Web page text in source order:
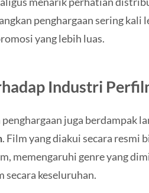
penghargaan sering
yang lebih luas.
Industri
juga berdampak
. Film yang diakui secara resmi
memengaruhi genre yang
secara keseluruhan.